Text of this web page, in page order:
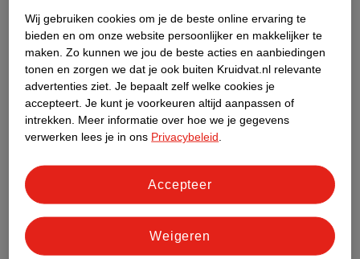
Stel je gezondheidsvraag
Ook in deze winkel
Kruidvat.nl ophaalpunt
Laat je bestelling snel en gemakkelijk bezorgen in de
Kruidvat is een gecertificeerd drogist. Dit betekent dat je
Wij gebruiken cookies om je de beste online ervaring te
bieden en om onze website persoonlijker en makkelijker te
maken. Zo kunnen we jou de beste acties en aanbiedingen
tonen en zorgen we dat je ook buiten Kruidvat.nl relevante
advertenties ziet. Je bepaalt zelf welke cookies je
accepteert. Je kunt je voorkeuren altijd aanpassen of
intrekken.
Meer informatie over hoe we je gegevens
verwerken lees je in ons Privacybeleid
Weigeren
Accepteer